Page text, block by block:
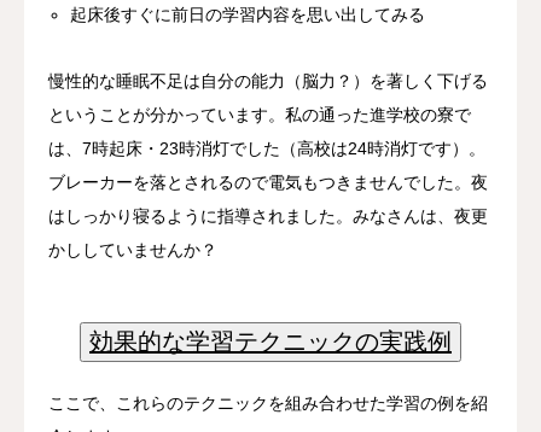
起床後すぐに前日の学習内容を思い出してみる
慢性的な睡眠不足は自分の能力（脳力？）を著しく下げる
ということが分かっています。私の通った進学校の寮で
は、7時起床・23時消灯でした（高校は24時消灯です）。
ブレーカーを落とされるので電気もつきませんでした。夜
はしっかり寝るように指導されました。みなさんは、夜更
かししていませんか？
効果的な学習テクニックの実践例
ここで、これらのテクニックを組み合わせた学習の例を紹